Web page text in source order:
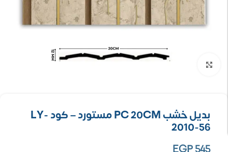
تكبير الصورة
بديل خشب PC 20CM مستورد – كود LY-
2010-56